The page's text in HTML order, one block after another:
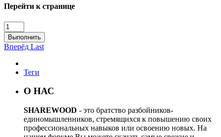
Перейти к странице
Выполнить
Вперёд Last
Теги
О НАС
SHAREWOOD - это братство разбойников-
единомышленников, стремящихся к повышению своих
профессиональных навыков или освоению новых. На